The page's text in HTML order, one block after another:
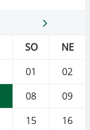
SO
NE
01
02
08
09
15
16